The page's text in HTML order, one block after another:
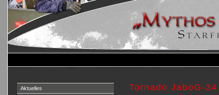
Aktuelles
Tornado JaboG-34